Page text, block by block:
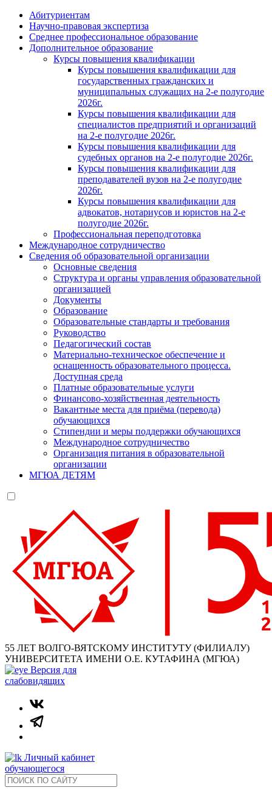
Абитуриентам
Научно-правовая экспертиза
Cреднее профессиональное образование
Дополнительное образование
Курсы повышения квалификации
Курсы повышения квалификации для
государственных гражданских и
муниципальных служащих на 2-е полугодие
2026г.
Курсы повышения квалификации для
специалистов предприятий и организаций
на 2-е полугодие 2026г.
Курсы повышения квалификации для
судебных органов на 2-е полугодие 2026г.
Курсы повышения квалификации для
преподавателей вузов на 2-е полугодие
2026г.
Курсы повышения квалификации для
адвокатов, нотариусов и юристов на 2-е
полугодие 2026г.
Профессиональная переподготовка
Международное сотрудничество
Сведения об образовательной организации
Основные сведения
Структура и органы управления образовательной
организацией
Документы
Образование
Образовательные стандарты и требования
Руководство
Педагогический состав
Материально-техническое обеспечение и
оснащенность образовательного процесса.
Доступная среда
Платные образовательные услуги
Финансово-хозяйственная деятельность
Вакантные места для приёма (перевода)
обучающихся
Стипендии и меры поддержки обучающихся
Международное сотрудничество
Организация питания в образовательной
организации
МГЮА ДЕТЯМ
55 ЛЕТ ВОЛГО-ВЯТСКОМУ ИНСТИТУТУ (ФИЛИАЛУ)
УНИВЕРСИТЕТА ИМЕНИ О.Е. КУТАФИНА (МГЮА)
Версия для
слабовидящих
Личный кабинет
обучающегося